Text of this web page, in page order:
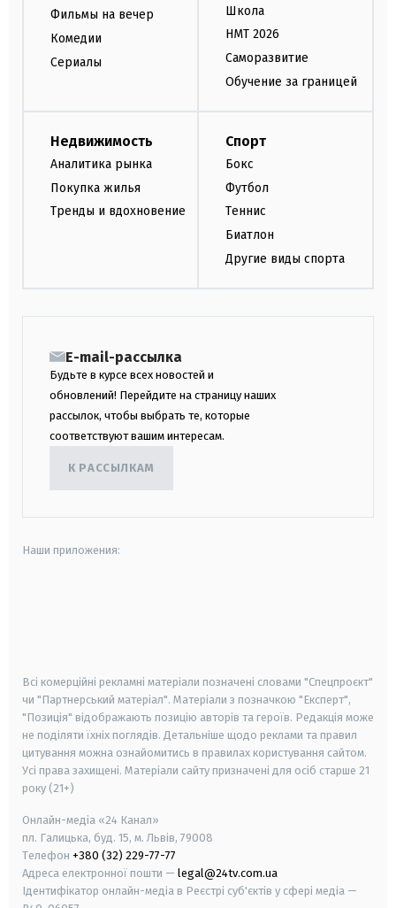
Фильмы на вечер
Комедии
Сериалы
Школа
НМТ 2026
Саморазвитие
Обучение за границей
Недвижимость
Аналитика рынка
Покупка жилья
Тренды и вдохновение
Спорт
Бокс
Футбол
Теннис
Биатлон
Другие виды спорта
E-mail-рассылка
Будьте в курсе всех новостей и
обновлений! Перейдите на страницу наших
рассылок, чтобы выбрать те, которые
соответствуют вашим интересам.
К РАССЫЛКАМ
Наши приложения:
Всі комерційні рекламні матеріали позначені словами "Спецпроєкт"
чи "Партнерський матеріал". Матеріали з позначкою "Експерт",
"Позиція" відображають позицію авторів та героїв. Редакція може
не поділяти їхніх поглядів. Детальніше щодо реклами та правил
цитування можна ознайомитись в правилах користування сайтом.
Усі права захищені. Матеріали сайту призначені для осіб старше 21
року (21+)
Онлайн-медіа «24 Канал»
пл. Галицька, буд. 15, м. Львів, 79008
Телефон +380 (32) 229-77-77
Адреса електронної пошти — legal@24tv.com.ua
Ідентифікатор онлайн-медіа в Реєстрі суб'єктів у сфері медіа —